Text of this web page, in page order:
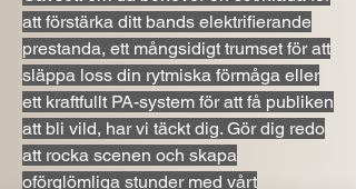
att förstärka ditt bands elektrifierande
prestanda, ett mångsidigt trumset för att
släppa loss din rytmiska förmåga eller
ett kraftfullt PA-system för att få publiken
att bli vild, har vi täckt dig. Gör dig redo
att rocka scenen och skapa
oförglömliga stunder med vårt